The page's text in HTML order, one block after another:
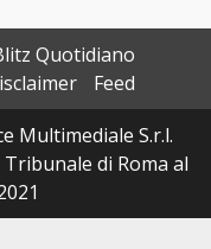
Quotidiano
Feed
Multimediale S.r.l.
di Roma al